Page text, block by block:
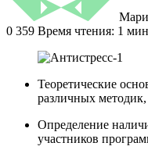
0 359 Время чтения: 1
Теоретические
различных
Определение
участников